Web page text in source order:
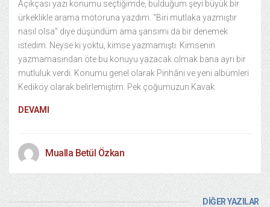
Açıkçası yazı konumu seçtiğimde, bulduğum şeyi büyük bir
ürkeklikle arama motoruna yazdım. “Biri mutlaka yazmıştır
nasıl olsa” diye düşündüm ama şansımı da bir denemek
istedim. Neyse ki yoktu, kimse yazmamıştı. Kimsenin
yazmamasından öte bu konuyu yazacak olmak bana ayrı bir
mutluluk verdi. Konumu genel olarak Pinhâni ve yeni albümleri
Kediköy olarak belirlemiştim. Pek çoğumuzun Kavak
DEVAMI
Mualla Betül Özkan
DİĞER YAZILAR